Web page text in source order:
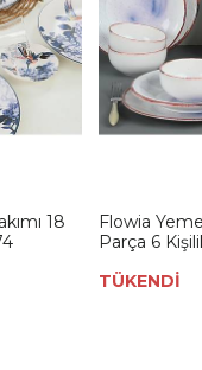
18
Flowia
Parça 6
TÜKENDİ